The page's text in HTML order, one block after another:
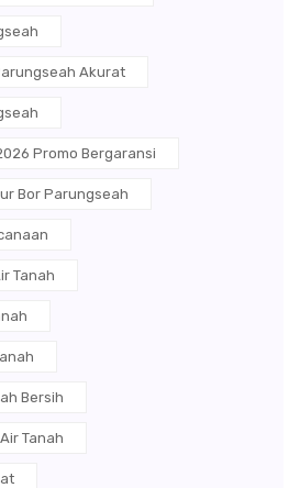
Akurat
Promo Bergaransi
Bor Parungseah
Tanah
Bersih
Tanah